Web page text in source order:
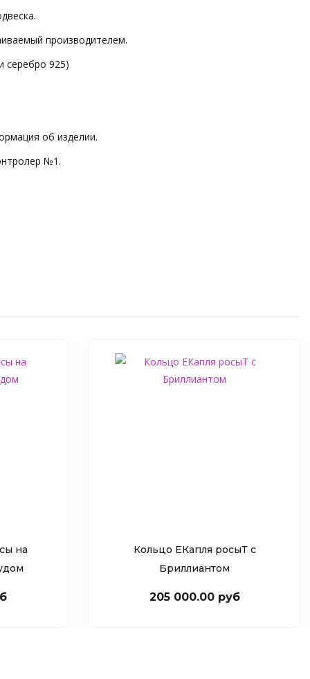
производителем.
серебро 925)
об изделии.
№1.
на
Кольцо ЕКапля росыТ c
Бриллиантом
205 000.00 руб